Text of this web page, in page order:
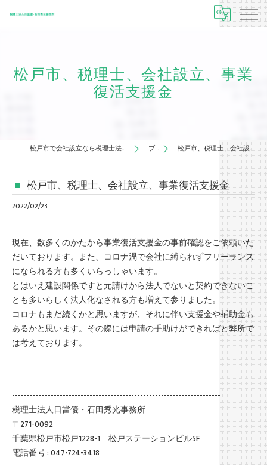
松戸市、税理士、会社設立、事業
復活支援金
松戸市で会社設立なら税理士法人日當優・石田秀光事務所 ブログ 松戸市、税理士、会社設立、事業復活支援金
松戸市、税理士、会社設立、事業復活支援金
2022/02/23
現在、数多くのかたから事業復活支援金の事前確認をご依頼いた
だいております。また、コロナ渦で会社に縛られずフリーランス
になられる方も多くいらっしゃいます。
とはいえ建設関係ですと元請けから法人でないと契約できないこ
とも多いらしく法人化なされる方も増えて参りました。
コロナもまだ続くかと思いますが、それに伴い支援金や補助金も
あるかと思います。その際には申請の手助けができればと弊所で
は考えております。
----------------------------------------------------------------------
税理士法人日當優・石田秀光事務所
〒271-0092
千葉県松戸市松戸1228-1 松戸ステーションビル5F
電話番号 : 047-724-3418